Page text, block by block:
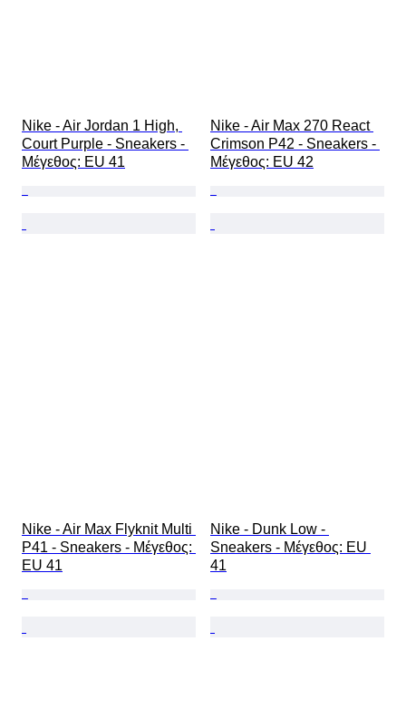
Nike - Air Jordan 1 High,
Court Purple - Sneakers -
Mέγεθος: EU 41
Nike - Air Max 270 React
Crimson P42 - Sneakers -
Mέγεθος: EU 42
Nike - Air Max Flyknit Multi
P41 - Sneakers - Mέγεθος:
EU 41
Nike - Dunk Low -
Sneakers - Mέγεθος: EU
41